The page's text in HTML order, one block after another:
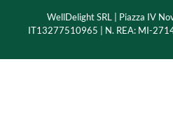
WellDelight SRL | Piazza IV
IT13277510965 | N. REA: MI-